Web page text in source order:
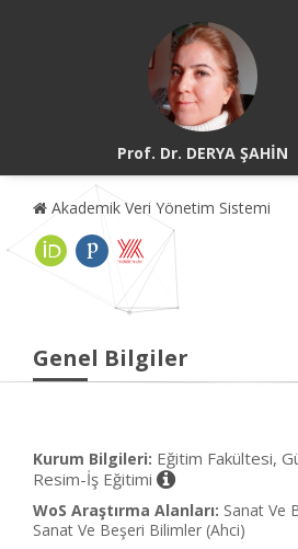
Prof. Dr. DERYA ŞAHİN
Akademik Veri Yönetim Sistemi
Genel Bilgiler
Kurum Bilgileri: Eğitim Fakültesi,
Resim-İş Eğitimi
WoS Araştırma Alanları: Sanat Ve
Sanat Ve Beşeri Bilimler (Ahci)